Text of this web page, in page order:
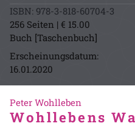
ISBN: 978-3-818-60704-3
256 Seiten | € 15.00
Buch [Taschenbuch]
Erscheinungsdatum:
16.01.2020
Peter Wohlleben
Wohllebens